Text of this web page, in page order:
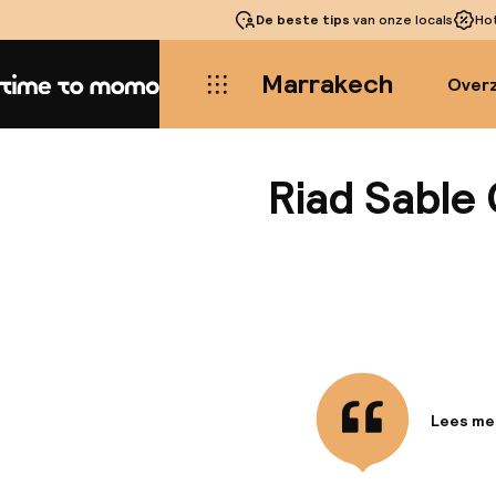
De beste tips van onze locals
Home Marrakech
Riad Sable
Lees